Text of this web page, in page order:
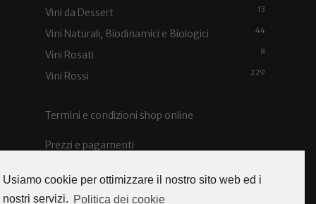
Vini da Dessert 13
Vini Naturali, Biodinamici e Biologici 44
Vini Rosati 8
Vini Rossi 229
Termini e condizioni shop online
Prezzi e pagamenti
Spedizioni e costi
Usiamo cookie per ottimizzare il nostro sito web ed i
nostri servizi. Politica dei cookie